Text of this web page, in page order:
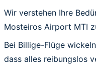
Wir verstehen Ihre
Mosteiros Airport MTI
Bei Billige-Flüge
dass alles reibungslos